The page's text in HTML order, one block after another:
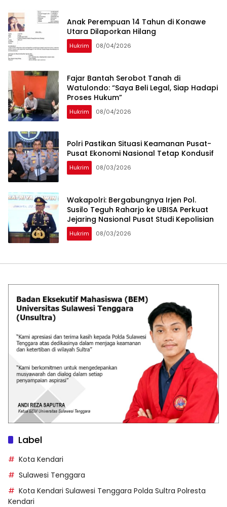
Anak Perempuan 14 Tahun di Konawe
Utara Dilaporkan Hilang
Hukrim 08/04/2026
‎Fajar Bantah Serobot Tanah di
Watulondo: “Saya Beli Legal, Siap Hadapi
Proses Hukum”
Hukrim 08/04/2026
Polri Pastikan Situasi Keamanan Pusat-
Pusat Ekonomi Nasional Tetap Kondusif
Hukrim 08/03/2026
Wakapolri: Bergabungnya Irjen Pol.
Susilo Teguh Raharjo ke UBISA Perkuat
Jejaring Nasional Pusat Studi Kepolisian
Hukrim 08/03/2026
Label
Kota Kendari
Sulawesi Tenggara
Kota Kendari Sulawesi Tenggara Polda Sultra Polresta
Kendari